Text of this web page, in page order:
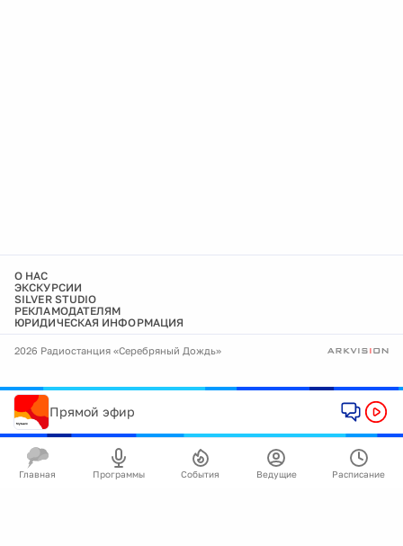
О НАС
ЭКСКУРСИИ
SILVER STUDIO
РЕКЛАМОДАТЕЛЯМ
ЮРИДИЧЕСКАЯ ИНФОРМАЦИЯ
2026 Радиостанция «Серебряный Дождь»
Прямой эфир
Главная Программы События Ведущие Расписание